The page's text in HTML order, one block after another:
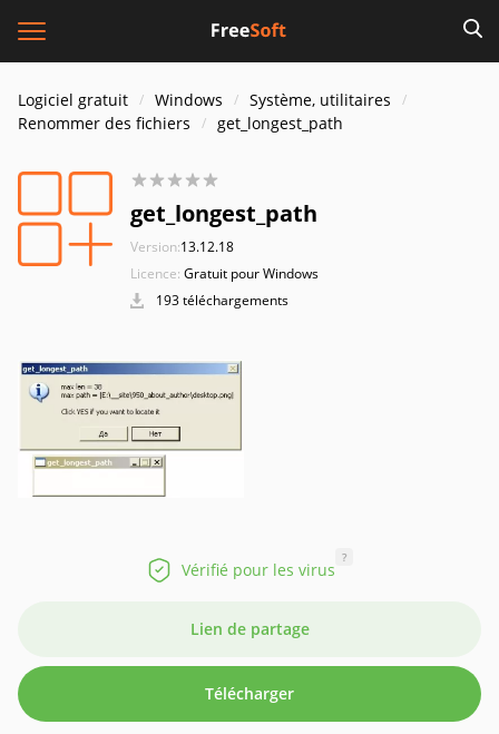
Logiciel gratuit Windows
Système, utilitaires
Renommer des fichiers
get_longest_path
get_longest_path
Version:13.12.18
Licence: Gratuit pour Windows
193 téléchargements
Vérifié pour les virus
?
Lien de partage
Télécharger